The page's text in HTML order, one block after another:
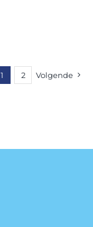
1 2 Volgende